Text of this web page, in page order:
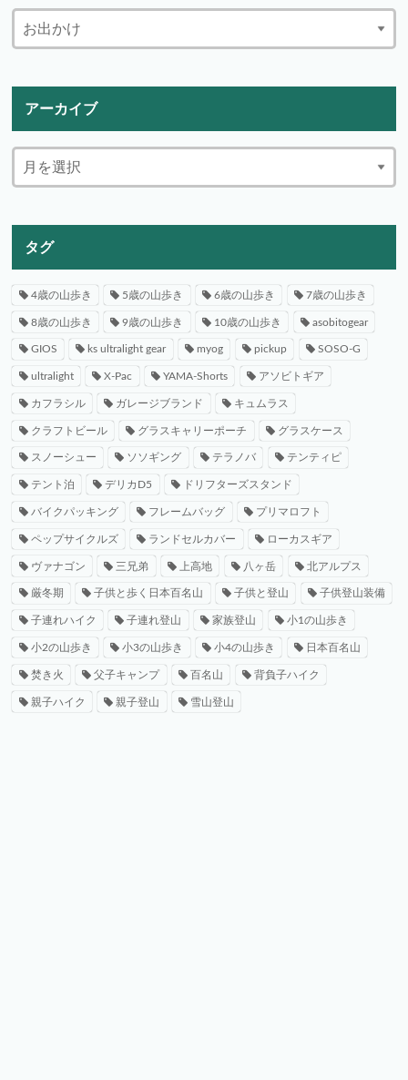
アーカイブ
タグ
4歳の山歩き 5歳の山歩き 6歳の山歩き 7歳の山歩き
8歳の山歩き 9歳の山歩き 10歳の山歩き asobitogear
GIOS ks ultralight gear myog pickup SOSO-G
ultralight X-Pac YAMA-Shorts アソビトギア
カフラシル ガレージブランド キュムラス
クラフトビール グラスキャリーポーチ グラスケース
スノーシュー ソソギング テラノバ テンティピ
テント泊 デリカD5 ドリフターズスタンド
バイクパッキング フレームバッグ プリマロフト
ペップサイクルズ ランドセルカバー ローカスギア
ヴァナゴン 三兄弟 上高地 八ヶ岳 北アルプス
厳冬期 子供と歩く日本百名山 子供と登山 子供登山装備
子連れハイク 子連れ登山 家族登山 小1の山歩き
小2の山歩き 小3の山歩き 小4の山歩き 日本百名山
焚き火 父子キャンプ 百名山 背負子ハイク
親子ハイク 親子登山 雪山登山